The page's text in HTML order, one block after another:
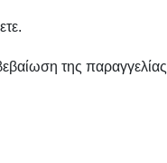
της παραγγελίας